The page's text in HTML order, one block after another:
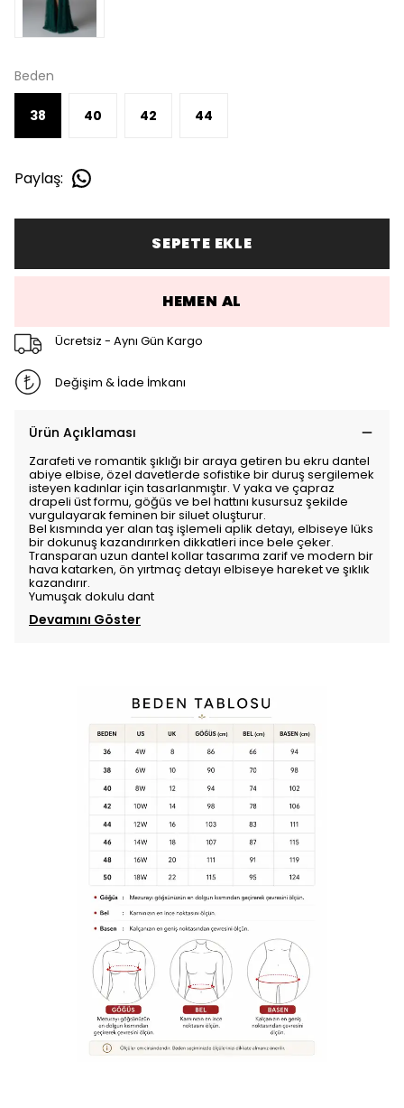
Beden
38 40 42 44
Paylaş:
SEPETE EKLE
HEMEN AL
Ücretsiz - Aynı Gün Kargo
Değişim & İade İmkanı
Ürün Açıklaması
Zarafeti ve romantik şıklığı bir araya getiren bu ekru dantel
abiye elbise, özel davetlerde sofistike bir duruş sergilemek
isteyen kadınlar için tasarlanmıştır. V yaka ve çapraz
drapeli üst formu, göğüs ve bel hattını kusursuz şekilde
vurgulayarak feminen bir siluet oluşturur.
Bel kısmında yer alan taş işlemeli aplik detayı, elbiseye lüks
bir dokunuş kazandırırken dikkatleri ince bele çeker.
Transparan uzun dantel kollar tasarıma zarif ve modern bir
hava katarken, ön yırtmaç detayı elbiseye hareket ve şıklık
kazandırır.
Yumuşak dokulu dant
Devamını Göster